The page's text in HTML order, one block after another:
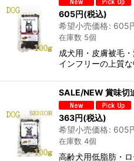
605円(税込)
希望小売価格: 605
在庫数 5個
成犬用・皮膚被毛
インフリーの上質
SALE/NEW 賞味切
363円(税込)
希望小売価格: 605
在庫数 4個
高齢犬用低脂肪・